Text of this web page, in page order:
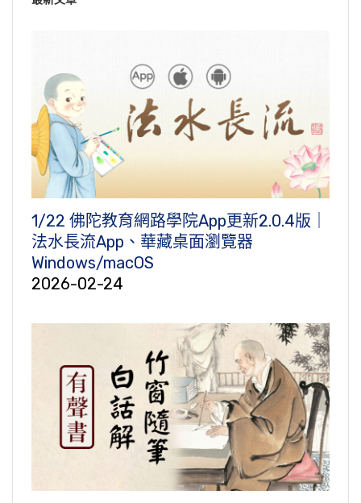
1/22 佛陀教育網路學院App更新2.0.4版｜
法水長流App、華藏桌面瀏覽器
Windows/macOS
2026-02-24